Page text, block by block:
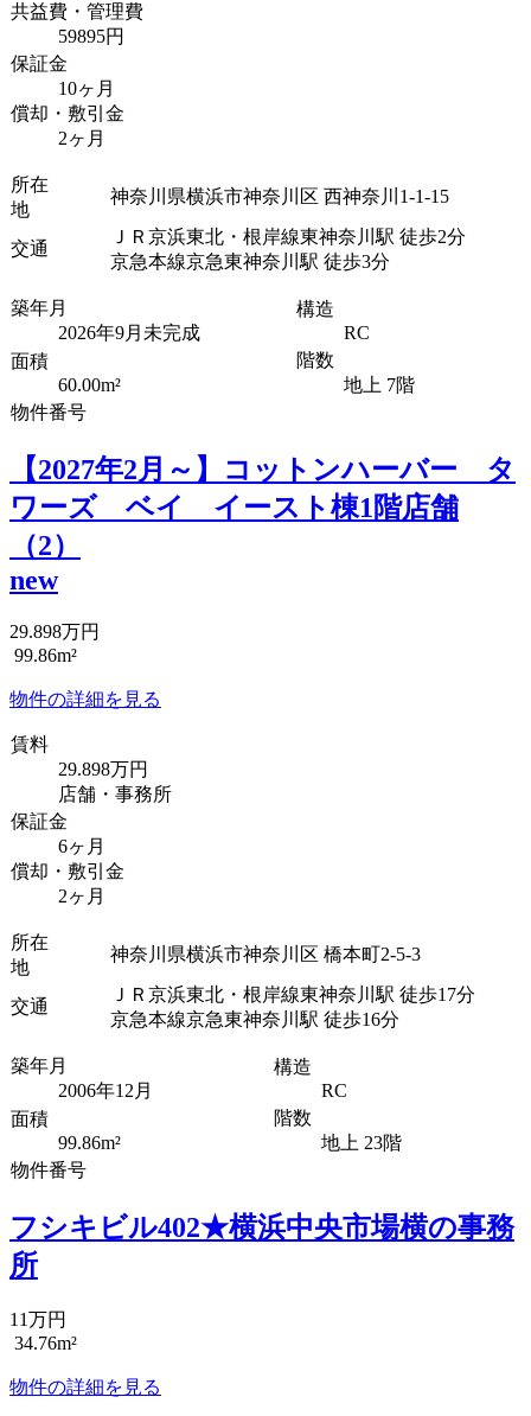
共益費・管理費
59895円
保証金
10ヶ月
償却・敷引金
2ヶ月
所在
地
神奈川県横浜市神奈川区 西神奈川1-1-15
交通
ＪＲ京浜東北・根岸線東神奈川駅 徒歩2分
京急本線京急東神奈川駅 徒歩3分
築年月
2026年9月未完成
構造
RC
面積
60.00m²
階数
地上 7階
物件番号
【2027年2月～】コットンハーバー タ
ワーズ ベイ イースト棟1階店舗
（2）
new
29.898万円
99.86m²
物件の詳細を見る
賃料
29.898万円
店舗・事務所
保証金
6ヶ月
償却・敷引金
2ヶ月
所在
地
神奈川県横浜市神奈川区 橋本町2-5-3
交通
ＪＲ京浜東北・根岸線東神奈川駅 徒歩17分
京急本線京急東神奈川駅 徒歩16分
築年月
2006年12月
構造
RC
面積
99.86m²
階数
地上 23階
物件番号
フシキビル402★横浜中央市場横の事務
所
11万円
34.76m²
物件の詳細を見る